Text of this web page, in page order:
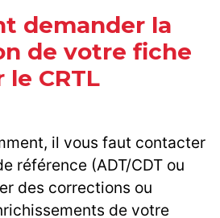
demander la
de votre fiche
CRTL
il vous faut contacter
référence (ADT/CDT ou
des corrections ou
de votre